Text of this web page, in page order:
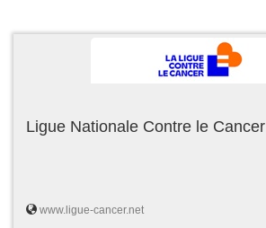
Ligue Nationale Contre le Cancer
www.ligue-cancer.net